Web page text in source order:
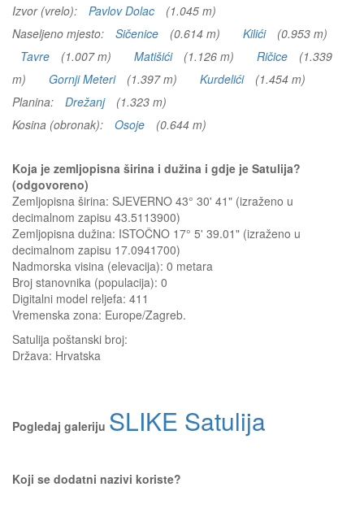
Izvor (vrelo):
Pavlov Dolac
(1.045 m)
Naseljeno mjesto:
Sičenice (0.614 m) Kilići
(0.953 m)
Tavre
(1.007 m) Matišići (1.126 m) Ričice
(1.339
m)
Gornji Meteri (1.397 m) Kurdelići
(1.454 m)
Planina:
Drežanj
(1.323 m)
Kosina (obronak):
Osoje (0.644 m)
Koja je zemljopisna širina i dužina i gdje je Satulija?
(odgovoreno)
Zemljopisna širina: SJEVERNO 43° 30' 41" (izraženo u
decimalnom zapisu 43.5113900)
Zemljopisna dužina: ISTOČNO 17° 5' 39.01" (izraženo u
decimalnom zapisu 17.0941700)
Nadmorska visina (elevacija): 0 metara
Broj stanovnika (populacija): 0
Digitalni model reljefa: 411
Vremenska zona: Europe/Zagreb.
Satulija poštanski broj:
Država: Hrvatska
Pogledaj galeriju SLIKE Satulija
Koji se dodatni nazivi koriste?